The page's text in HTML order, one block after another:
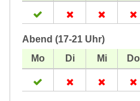
Abend (17-21 Uhr)